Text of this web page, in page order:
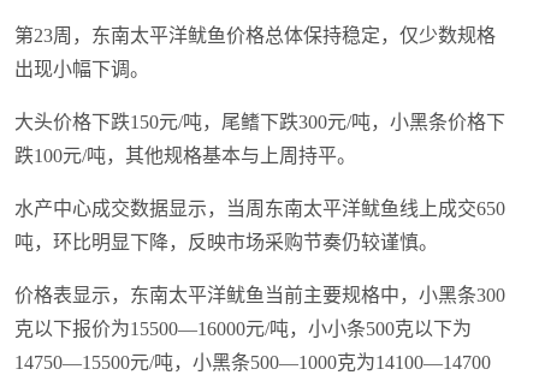
第23周，东南太平洋鱿鱼价格总体保持稳定，仅少数规格
出现小幅下调。
大头价格下跌150元/吨，尾鳍下跌300元/吨，小黑条价格下
跌100元/吨，其他规格基本与上周持平。
水产中心成交数据显示，当周东南太平洋鱿鱼线上成交650
吨，环比明显下降，反映市场采购节奏仍较谨慎。
价格表显示，东南太平洋鱿鱼当前主要规格中，小黑条300
克以下报价为15500—16000元/吨，小小条500克以下为
14750—15500元/吨，小黑条500—1000克为14100—14700